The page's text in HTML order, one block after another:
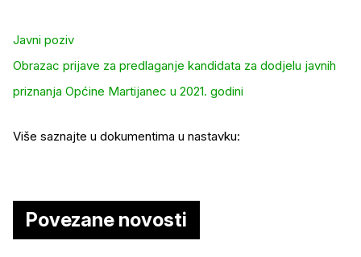
Javni poziv
Obrazac prijave za predlaganje kandidata za dodjelu javnih
priznanja Općine Martijanec u 2021. godini
Više saznajte u dokumentima u nastavku:
Povezane novosti